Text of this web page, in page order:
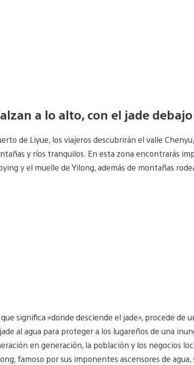
a lo alto, con el jade debajo
de Liyue, los viajeros descubrirán el valle
y ríos tranquilos. En esta zona encontrarás
y el muelle de Yilong, además de montañas
significa «donde desciende el jade», procede de
al agua para proteger a los lugareños de una
en generación, la población y los negocios
famoso por sus imponentes ascensores de